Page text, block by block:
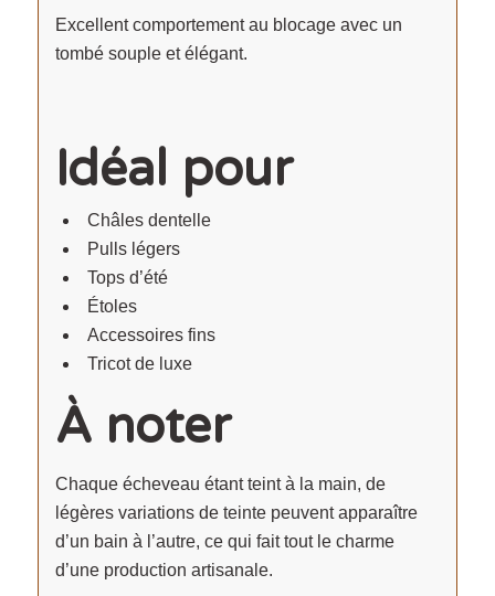
Excellent comportement au blocage avec un
tombé souple et élégant.
Idéal pour
Châles dentelle
Pulls légers
Tops d’été
Étoles
Accessoires fins
Tricot de luxe
À noter
Chaque écheveau étant teint à la main, de
légères variations de teinte peuvent apparaître
d’un bain à l’autre, ce qui fait tout le charme
d’une production artisanale.